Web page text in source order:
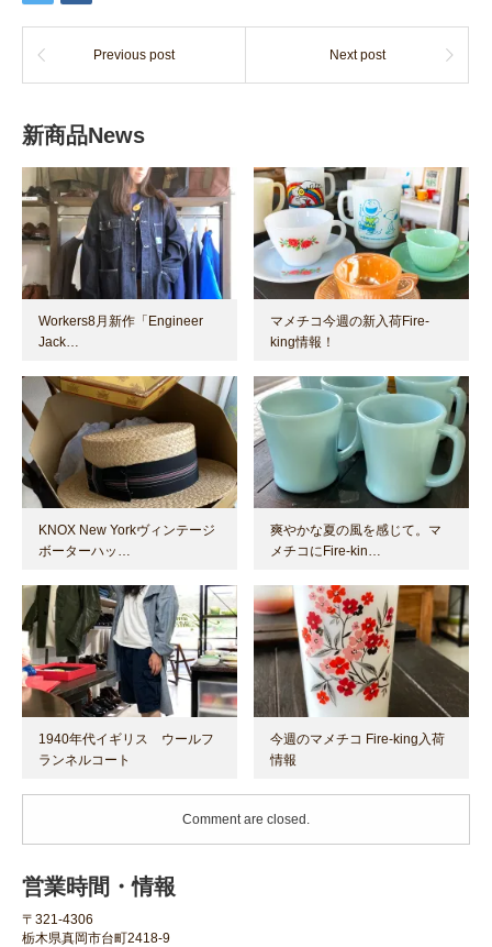
Previous post Next post
新商品News
Workers8月新作「Engineer
Jack…
マメチコ今週の新入荷Fire-
king情報！
KNOX New Yorkヴィンテージ
ボーターハッ…
爽やかな夏の風を感じて。マ
メチコにFire-kin…
1940年代イギリス ウールフ
ランネルコート
今週のマメチコ Fire-king入荷
情報
Comment are closed.
営業時間・情報
〒321-4306
栃木県真岡市台町2418-9